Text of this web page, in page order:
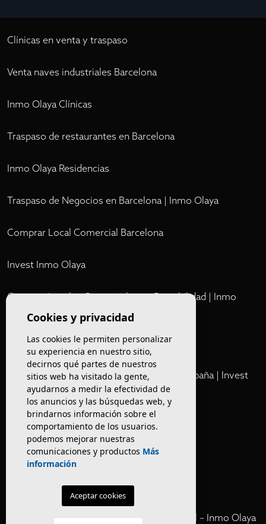
Clínicas en venta y traspaso
Venta naves industriales Barcelona
Inmo Olaya Clínicas
Traspaso de restaurantes en Barcelona
Inmo Olaya Residencias
Traspaso de Negocios en Barcelona | Inmo Olaya
Comprar Local Comercial Barcelona
Invest Inmo Olaya
Comprar Locales Comerciales en Rentabilidad | Inmo
Olaya
Cartera Privada de Activos Hoteleros en España | Invest
Inmo Olaya
Venta de edificios
Comprar restaurante en Barcelona
Negocios en rentabilidad en Barcelona
Vender Hotel en España | Venta Confidencial – Inmo Olaya
Cookies y privacidad
Las cookies le permiten personalizar
su experiencia en nuestro sitio,
decirnos qué partes de nuestros
sitios web ha visitado la gente,
ayudarnos a medir la efectividad de
los anuncios y las búsquedas web, y
brindarnos información sobre el
comportamiento de los usuarios.
podemos mejorar nuestras
comunicaciones y productos Más
información
Aceptar cookies